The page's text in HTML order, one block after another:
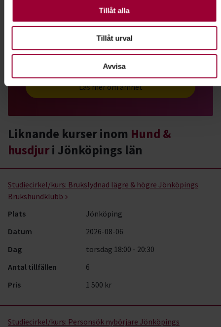
Tillåt alla
Tillåt urval
Avvisa
Har du hund eller planerar du att skaffa en valp?
Eller kanske en katt eller ett annat husdjur?
Grattis! Det finns massor av roliga saker du kan
Läs mer om ämnet
Liknande kurser inom Hund &
husdjuri Jönköpings län
Studiecirkel/kurs: Brukslydnad lägre & högre Jönköpings
Brukshundklubb
Plats
Jönköping
Datum
2026-08-06
Dag
torsdag 18:00 - 20:30
Antal tillfällen
6
Pris
1 500 kr
Studiecirkel/kurs: Personsök nybörjare Jönköpings